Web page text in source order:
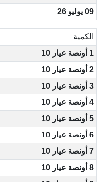
09 يوليو 26
الكمية
1 أونصة عيار 10
2 أونصة عيار 10
3 أونصة عيار 10
4 أونصة عيار 10
5 أونصة عيار 10
6 أونصة عيار 10
7 أونصة عيار 10
8 أونصة عيار 10